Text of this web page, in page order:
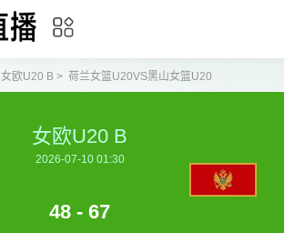
女欧U20 B> 荷兰女篮U20VS黑山女篮U20
女欧U20 B
2026-07-10 01:30
48 - 67